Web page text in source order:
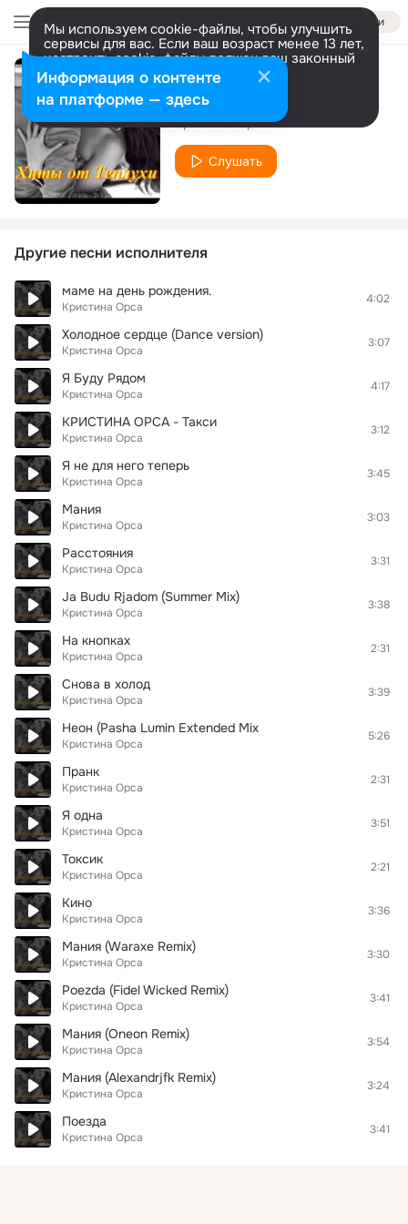
Войти
Мы используем cookie-файлы, чтобы улучшить
сервисы для вас. Если ваш возраст менее 13 лет,
настроить cookie-файлы должен ваш законный
представитель. Больше информации
Разрешить все Настроить
Холодное сердце
Кристина Орса
Слушать
Другие песни исполнителя
маме на день рождения.
Кристина Орса
4:02
Холодное сердце (Dance version)
Кристина Орса
3:07
Я Буду Рядом
Кристина Орса
4:17
КРИСТИНА ОРСА - Такси
Кристина Орса
3:12
Я не для него теперь
Кристина Орса
3:45
Мания
Кристина Орса
3:03
Расстояния
Кристина Орса
3:31
Ja Budu Rjadom (Summer Mix)
Кристина Орса
3:38
На кнопках
Кристина Орса
2:31
Снова в холод
Кристина Орса
3:39
Неон (Pasha Lumin Extended Mix
Кристина Орса
5:26
Пранк
Кристина Орса
2:31
Я одна
Кристина Орса
3:51
Токсик
Кристина Орса
2:21
Кино
Кристина Орса
3:36
Мания (Waraxe Remix)
Кристина Орса
3:30
Poezda (Fidel Wicked Remix)
Кристина Орса
3:41
Мания (Oneon Remix)
Кристина Орса
3:54
Мания (Alexandrjfk Remix)
Кристина Орса
3:24
Поезда
Кристина Орса
3:41
Информация о контенте
на платформе — здесь